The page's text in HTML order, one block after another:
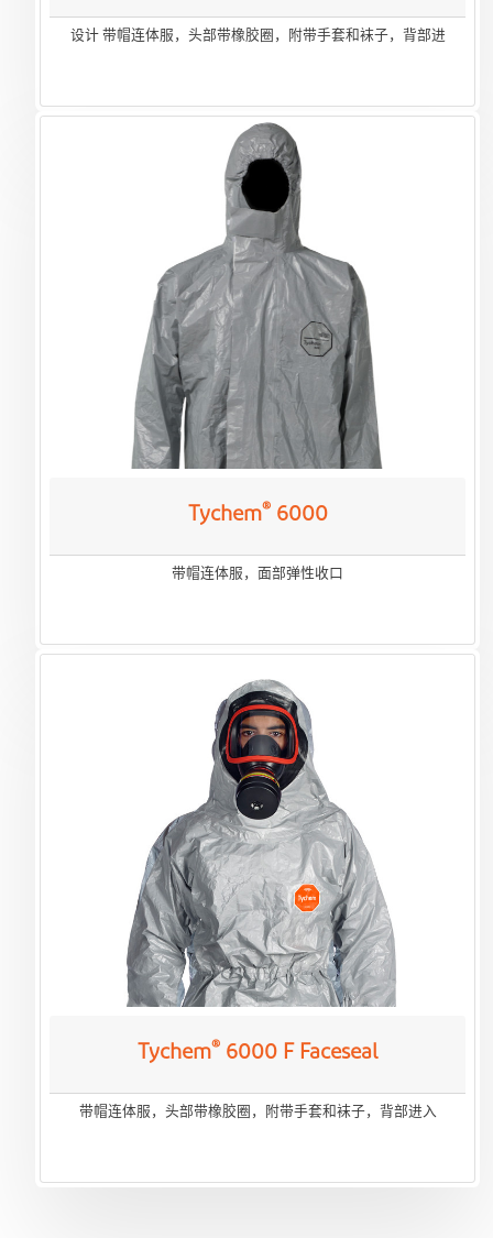
设计 带帽连体服，头部带橡胶圈，附带手套和袜子，背部进
Tychem®6000
带帽连体服，面部弹性收口
Tychem®6000 F Faceseal
带帽连体服，头部带橡胶圈，附带手套和袜子，背部进入